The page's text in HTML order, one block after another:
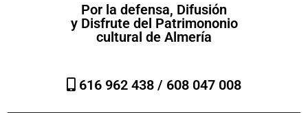
Por la defensa, Difusión
y Disfrute del Patrimononio
cultural de Almería
616 962 438 / 608 047 008